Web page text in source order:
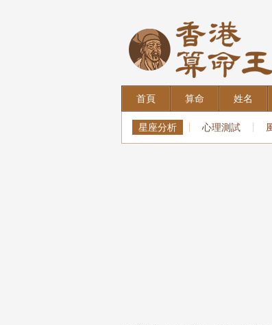
首頁 算命 姓名
星座分析 心理測試